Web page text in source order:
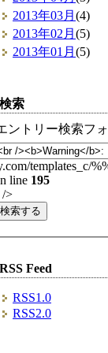
2013年03月 (4)
2013年02月 (5)
2013年01月 (5)
検索
ントリー検索フ
templates_c/
line 195
/>
RSS Feed
RSS1.0
RSS2.0